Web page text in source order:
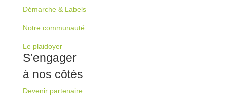
Démarche & Labels
Notre communauté
Le plaidoyer
S’engager
à nos côtés
Devenir partenaire